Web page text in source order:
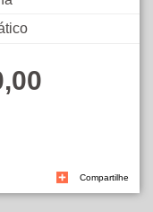
Compartilhe